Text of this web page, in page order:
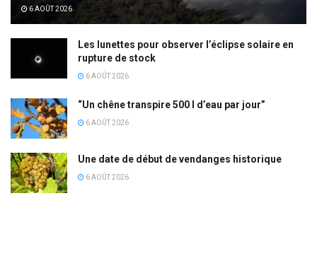
6 AOÛT 2026
Les lunettes pour observer l’éclipse solaire en
rupture de stock
6 AOÛT 2026
“Un chêne transpire 500 l d’eau par jour”
6 AOÛT 2026
Une date de début de vendanges historique
6 AOÛT 2026